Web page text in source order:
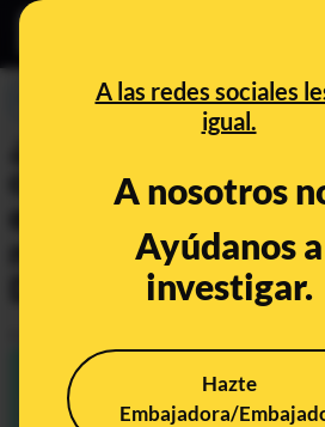
A las redes sociales
igual.
A nosotros
Ayúdanos a
investigar.
Hazte
Embajadora/
PREBUNKING
¿Las vacunas
coronavirus
eficacia con el paso
meses o frente a la